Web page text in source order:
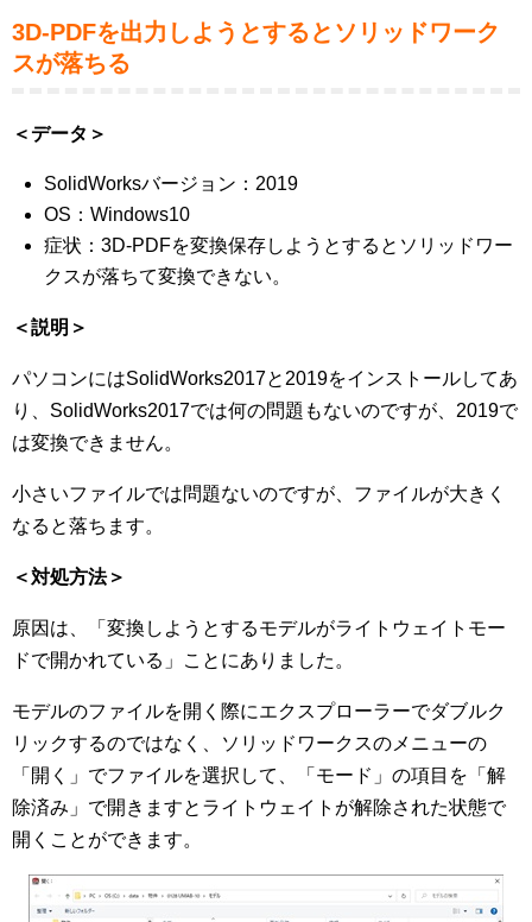
3D-PDFを出力しようとするとソリッドワーク
スが落ちる
＜データ＞
SolidWorksバージョン：2019
OS：Windows10
症状：3D-PDFを変換保存しようとするとソリッドワー
クスが落ちて変換できない。
＜説明＞
パソコンにはSolidWorks2017と2019をインストールしてあ
り、SolidWorks2017では何の問題もないのですが、2019で
は変換できません。
小さいファイルでは問題ないのですが、ファイルが大きく
なると落ちます。
＜対処方法＞
原因は、「変換しようとするモデルがライトウェイトモー
ドで開かれている」ことにありました。
モデルのファイルを開く際にエクスプローラーでダブルク
リックするのではなく、ソリッドワークスのメニューの
「開く」でファイルを選択して、「モード」の項目を「解
除済み」で開きますとライトウェイトが解除された状態で
開くことができます。